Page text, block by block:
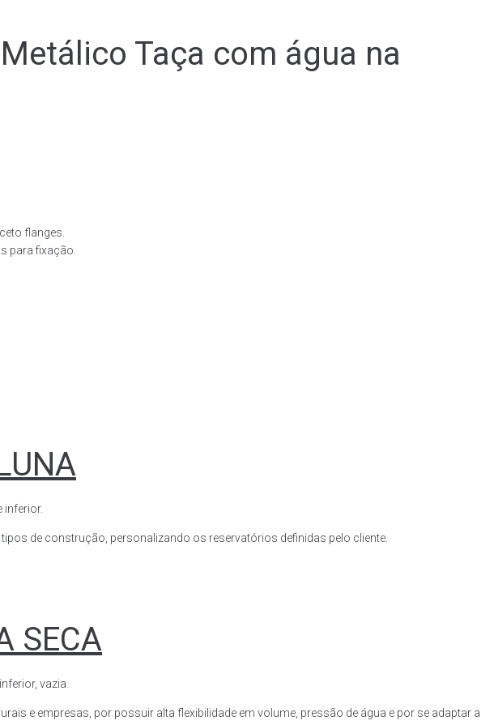
Metálico Taça com água na
flanges.
para fixação.
inferior.
de construção, personalizando os reservatórios definidas pelo cliente.
SECA
vazia.
e empresas, por possuir alta flexibilidade em volume, pressão de água e por se adaptar a